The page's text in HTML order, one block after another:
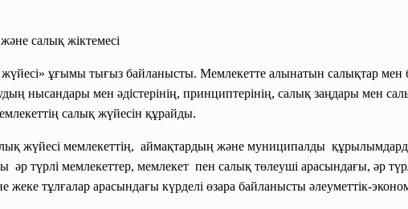
салық жіктемесі
ұғымы тығыз байланысты. Мемлекетте алынатын салықтар мен
нысандары мен әдістерінің, принциптерінің, салық заңдары мен
салық жүйесін құрайды.
жүйесі мемлекеттің, аймақтардың және муниципалды
әр түрлі мемлекеттер, мемлекет пен салық төлеуші арасындағы, әр
жеке тұлғалар арасындағы күрделі өзара байланысты әлеуметтік-